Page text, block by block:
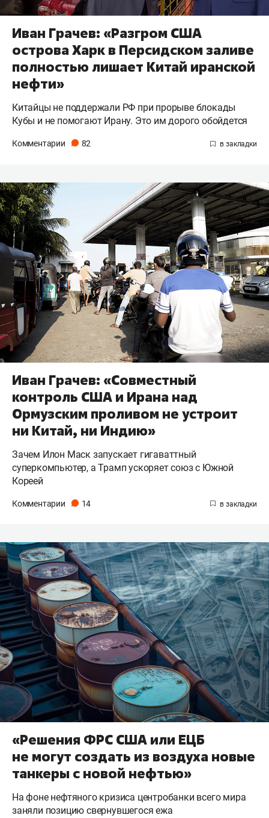
Иван Грачев: «Разгром США
острова Харк в Персидском заливе
полностью лишает Китай иранской
нефти»
Китайцы не поддержали РФ при прорыве блокады
Кубы и не помогают Ирану. Это им дорого обойдется
Комментарии 82
Иван Грачев: «Совместный
контроль США и Ирана над
Ормузским проливом не устроит
ни Китай, ни Индию»
Зачем Илон Маск запускает гигаваттный
суперкомпьютер, а Трамп ускоряет союз с Южной
Кореей
Комментарии 14
«Решения ФРС США или ЕЦБ
не могут создать из воздуха новые
танкеры с новой нефтью»
На фоне нефтяного кризиса центробанки всего мира
заняли позицию свернувшегося ежа